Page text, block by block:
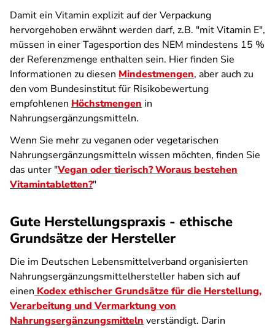
Damit ein Vitamin explizit auf der Verpackung
hervorgehoben erwähnt werden darf, z.B. "mit Vitamin E",
müssen in einer Tagesportion des NEM mindestens 15 %
der Referenzmenge enthalten sein. Hier finden Sie
Informationen zu diesen Mindestmengen, aber auch zu
den vom Bundesinstitut für Risikobewertung
empfohlenen Höchstmengen in
Nahrungsergänzungsmitteln.
Wenn Sie mehr zu veganen oder vegetarischen
Nahrungsergänzungsmitteln wissen möchten, finden Sie
das unter "Vegan oder tierisch? Woraus bestehen
Vitamintabletten?"
Gute Herstellungspraxis - ethische
Grundsätze der Hersteller
Die im Deutschen Lebensmittelverband organisierten
Nahrungsergänzungsmittelhersteller haben sich auf
einen Kodex ethischer Grundsätze für die Herstellung,
Verarbeitung und Vermarktung von
Nahrungsergänzungsmitteln verständigt. Darin